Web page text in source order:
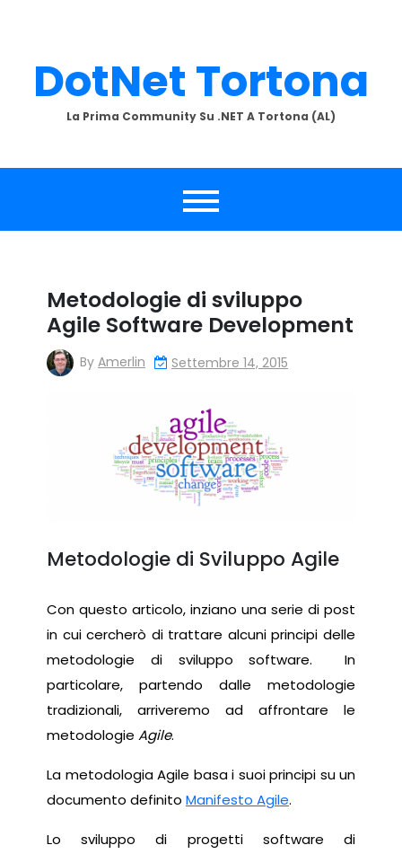
DotNet Tortona
La Prima Community Su .NET A Tortona (AL)
Metodologie di sviluppo
Agile Software Development
By Amerlin Settembre 14, 2015
Metodologie di Sviluppo Agile
Con questo articolo, inziano una serie di post
in cui cercherò di trattare alcuni principi delle
metodologie di sviluppo software. In
particolare, partendo dalle metodologie
tradizionali, arriveremo ad affrontare le
metodologie Agile.
La metodologia Agile basa i suoi principi su un
documento definito Manifesto Agile.
Lo sviluppo di progetti software di